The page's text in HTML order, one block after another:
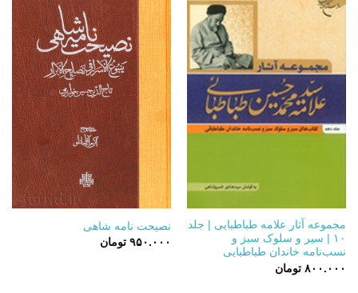
مجموعه آثار علامه طباطبایی | جلد
۱۰ | سیر و سلوک سبز و
نسب‌نامه خاندان طباطبایی
۸۰۰.۰۰۰ تومان
نصیحت نامه شاهی
۹۵۰.۰۰۰ تومان